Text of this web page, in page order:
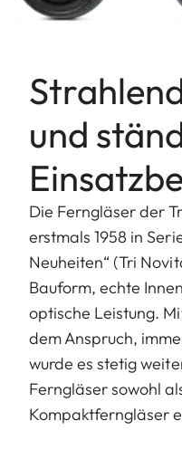
und
Die Ferngläser der
erstmals 1958 in
Neuheiten“ (Tri
Bauform, echte
optische Leistung.
dem Anspruch,
wurde es stetig
Ferngläser sowohl
Kompaktferngläser